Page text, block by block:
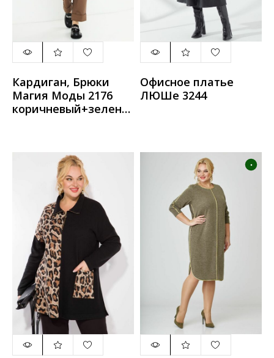
Кардиган, Брюки
Магия Моды 2176
коричневый+зелены
Офисное платье
ЛЮШе 3244